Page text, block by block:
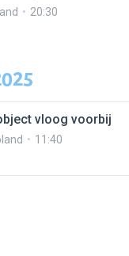
20:30
vloog voorbij
11:40